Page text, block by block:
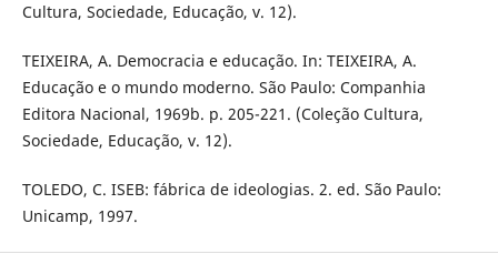
Cultura, Sociedade, Educação, v. 12).
TEIXEIRA, A. Democracia e educação. In: TEIXEIRA, A.
Educação e o mundo moderno. São Paulo: Companhia
Editora Nacional, 1969b. p. 205-221. (Coleção Cultura,
Sociedade, Educação, v. 12).
TOLEDO, C. ISEB: fábrica de ideologias. 2. ed. São Paulo:
Unicamp, 1997.